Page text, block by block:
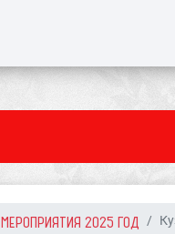
МЕРОПРИЯТИЯ 2025 ГОД